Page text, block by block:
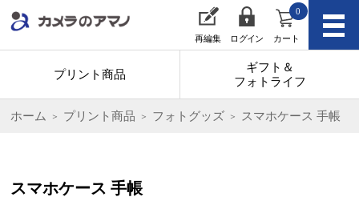
再編集 ログイン カート
0
プリント商品
ギフト＆
フォトライフ
ホーム プリント商品 フォトグッズ スマホケース 手帳
スマホケース 手帳